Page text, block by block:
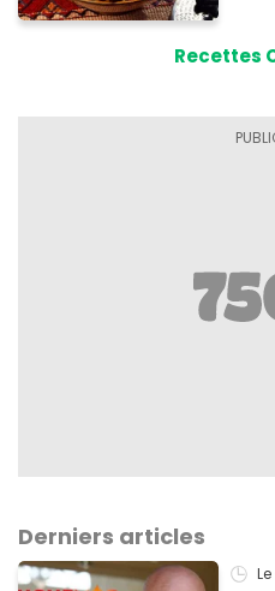
Recettes
Derniers articles